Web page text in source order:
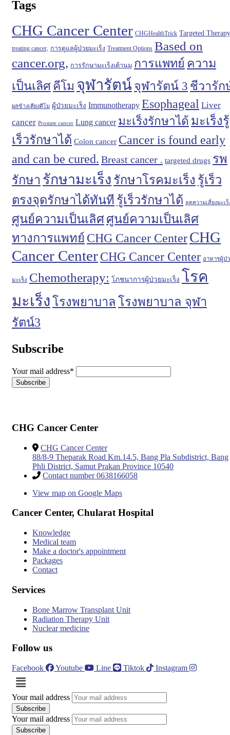
Tags
CHG Cancer Center CHGHealthTrick Targeted Therapy
treating cancer, การดูแลผู้ป่วยมะเร็ง Treatment Options Based on
cancer.org, การรักษามะเร็งเต้านม การแพทย์ ความ
เป็นเลิศ คีโม จุฬารัตน์จุฬารัตน์ 3 ชีวารัก
ผลข้างเคียงคีโม ผู้ป่วยมะเร็ง Immunotherapy Esophageal Liver
cancer Prostate cancer Lung cancer มะเร็งรักษาได้ มะเร็งรู้
เร็วรักษาได้ Colon cancer Cancer is found early
and can be cured. Breast cancer . targeted drugs รพ
รักษา รักษามะเร็ง รักษาโรคมะเร็ง รู้เร็ว
ตรงจุดรักษาได้ทันที รู้เร็วรักษาได้ ลดความเสี่ยงมะเร็
ศูนย์ความเป็นเลิศศูนย์ความเป็นเลิศ
ทางการแพทย์ CHG Cancer CenterCHG
Cancer CenterCHG Cancer Center อาหารผู้ป่
มะเร็ง Chemotherapy: โภชนาการผู้ป่วยมะเร็ง โรค
มะเร็ง โรงพยาบาล โรงพยาบาล จุฬา
รัตน์3
Subscribe
Your mail address*
CHG Cancer Center
CHG Cancer Center
88/8-9 Theparak Road Km.14.5, Bang Pla Subdistrict, Bang
Phli District, Samut Prakan Province 10540
Contact number 0638166058
View map on Google Maps
Cancer Center, Chularat Hospital
Knowledge
Medical team
Make a doctor's appointment
Packages
Contact
Services
Bone Marrow Transplant Unit
Radiation Therapy Unit
Nuclear medicine
Follow us
Facebook Youtube Line Tiktok Instagram
Menu
Your mail address
Your mail address